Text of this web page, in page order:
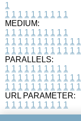
1
1 1 1 1 1 1 1 1 1 1
MEDIUM:
1 1 1 1 1 1 1 1 1 1
1 1 1 1 1 1 1 1 1 1 1 1
1 1 1 1 1 1 1 1 1 1 1 1
PARALLELS:
1 1 1 1 1 1 1 1 1 1
1 1 1 1 1 1 1 1 1 1 1 1
1 1 1 1 1 1 1 1 1 1 1 1
URL PARAMETER:
1 1 1 1 1 1 1 1 1 1